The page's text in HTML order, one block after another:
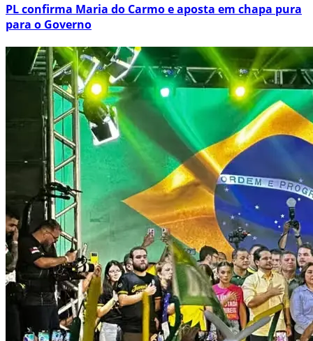
PL confirma Maria do Carmo e aposta em chapa pura
para o Governo